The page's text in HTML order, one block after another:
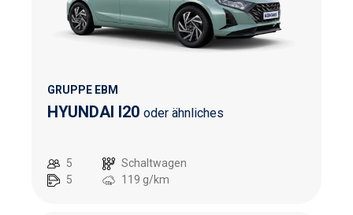
GRUPPE EBM
HYUNDAI I20 oder ähnliches
5
5
Schaltwagen
119 g/km